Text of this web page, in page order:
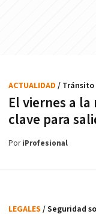
El viernes a
clave para
ACTUALIDAD / Tránsito
PoriProfesional
LEGALES / Seguridad